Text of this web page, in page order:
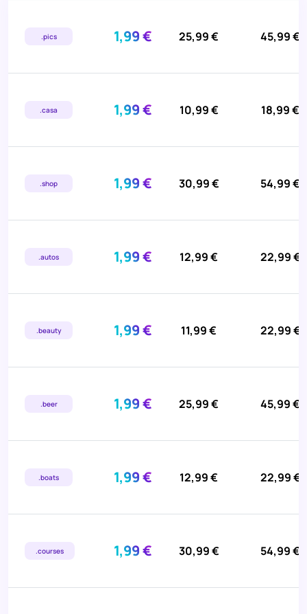
.pics 1,99 € 25,99 € 45,99 €
.casa 1,99 € 10,99 € 18,99 €
.shop 1,99 € 30,99 € 54,99 €
.autos 1,99 € 12,99 € 22,99 €
.beauty 1,99 € 11,99 € 22,99 €
.beer 1,99 € 25,99 € 45,99 €
.boats 1,99 € 12,99 € 22,99 €
.courses 1,99 € 30,99 € 54,99 €